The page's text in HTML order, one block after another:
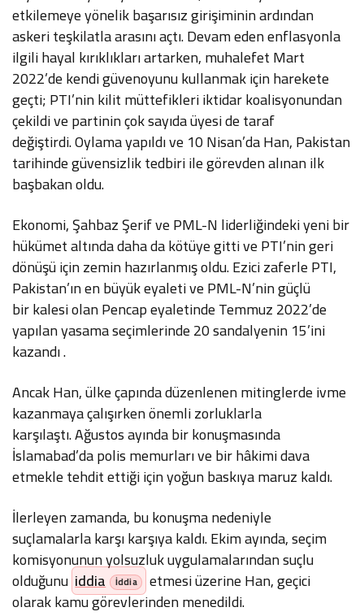
etkilemeye yönelik başarısız girişiminin ardından
askeri teşkilatla arasını açtı. Devam eden enflasyonla
ilgili hayal kırıklıkları artarken, muhalefet Mart
2022’de kendi güvenoyunu kullanmak için harekete
geçti; PTI’nin kilit müttefikleri iktidar koalisyonundan
çekildi ve partinin çok sayıda üyesi de taraf
değiştirdi. Oylama yapıldı ve 10 Nisan’da Han, Pakistan
tarihinde güvensizlik tedbiri ile görevden alınan ilk
başbakan oldu.
Ekonomi, Şahbaz Şerif ve PML-N liderliğindeki yeni bir
hükümet altında daha da kötüye gitti ve PTI’nin geri
dönüşü için zemin hazırlanmış oldu. Ezici zaferle PTI,
Pakistan’ın en büyük eyaleti ve PML-N’nin güçlü
bir kalesi olan Pencap eyaletinde Temmuz 2022’de
yapılan yasama seçimlerinde 20 sandalyenin 15’ini
kazandı .
Ancak Han, ülke çapında düzenlenen mitinglerde ivme
kazanmaya çalışırken önemli zorluklarla
karşılaştı. Ağustos ayında bir konuşmasında
İslamabad’da polis memurları ve bir hâkimi dava
etmekle tehdit ettiği için yoğun baskıya maruz kaldı.
İlerleyen zamanda, bu konuşma nedeniyle
suçlamalarla karşı karşıya kaldı. Ekim ayında, seçim
komisyonunun yolsuzluk uygulamalarından suçlu
olduğunu iddia etmesi üzerine Han, geçici
olarak kamu görevlerinden menedildi.